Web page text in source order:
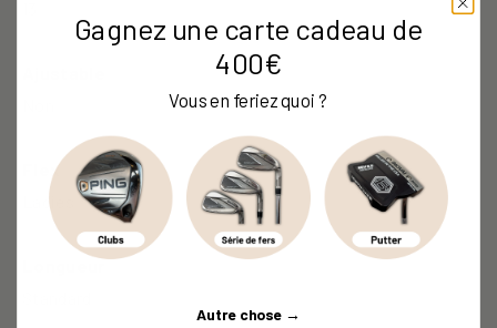
Flex
Ladies
Longueur
Gagnez une carte cadeau de
400€
Vous en feriez quoi ?
Autre chose →